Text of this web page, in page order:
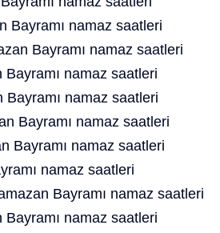
Bayramı namaz saatleri
Bayramı namaz saatleri
namaz saatleri
namaz saatleri
Bayramı namaz saatleri
Bayramı namaz saatleri
namaz saatleri
Bayramı namaz saatleri
namaz saatleri